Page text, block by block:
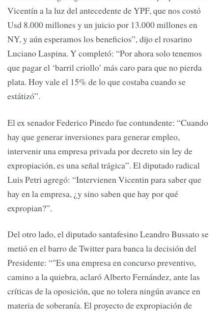
Vicentín a la luz del antecedente de YPF, que nos costó
Usd 8.000 millones y un juicio por 13.000 millones en
NY, y aún esperamos los beneficios”, dijo el rosarino
Luciano Laspina. Y completó: “Por ahora solo tenemos
que pagar el ‘barril criollo’ más caro para que no pierda
plata. Hoy vale el 15% de lo que costaba cuando se
estátizó”.
El ex senador Federico Pinedo fue contundente: “Cuando
hay que generar inversiones para generar empleo,
intervenir una empresa privada por decreto sin ley de
expropiación, es una señal trágica”. El diputado radical
Luis Petri agregó: “Intervienen Vicentin para saber que
hay en la empresa, ¿y sino saben que hay por qué
expropian?”.
Del otro lado, el diputado santafesino Leandro Bussato se
metió en el barro de Twitter para banca la decisión del
Presidente: “"Es una empresa en concurso preventivo,
camino a la quiebra, aclaró Alberto Fernández, ante las
críticas de la oposición, que no tolera ningún avance en
materia de soberanía. El proyecto de expropiación de